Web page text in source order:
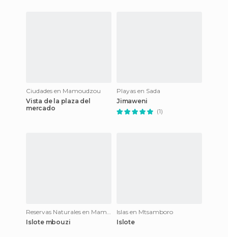
Ciudades en Mamoudzou
Vista de la plaza del
mercado
Playas en Sada
Jimaweni
(1)
Reservas Naturales en Mamoudzou
Islote mbouzi
Islas en Mtsamboro
Islote